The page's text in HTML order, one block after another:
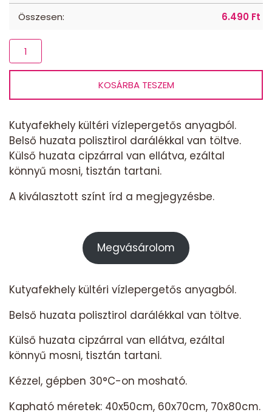
Összesen: 6.490 Ft
Kutyafekhely
kültéri,
vízlepergető
-
színnel
mennyiség
KOSÁRBA TESZEM
Kutyafekhely kültéri vízlepergetős anyagból.
Belső huzata polisztirol darálékkal van töltve.
Külső huzata cipzárral van ellátva, ezáltal
könnyű mosni, tisztán tartani.
A kiválasztott színt írd a megjegyzésbe.
Megvásárolom
Kutyafekhely kültéri vízlepergetős anyagból.
Belső huzata polisztirol darálékkal van töltve.
Külső huzata cipzárral van ellátva, ezáltal
könnyű mosni, tisztán tartani.
Kézzel, gépben 30°C-on mosható.
Kapható méretek: 40x50cm, 60x70cm, 70x80cm.